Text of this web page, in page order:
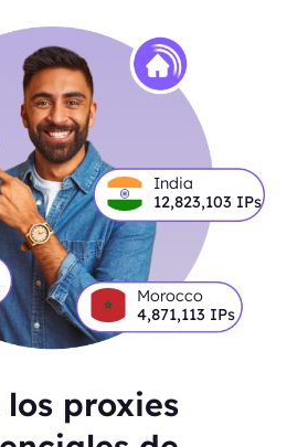
India
12,823,103 IPs
Morocco
4,871,113 IPs
los proxies